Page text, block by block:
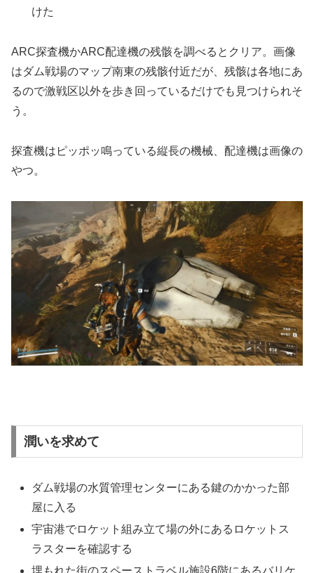
けた
ARC探査機かARC配達機の残骸を調べるとクリア。画像
はダム戦場のマップ南東の残骸付近だが、残骸は各地にあ
るので激戦区以外を歩き回っているだけでも見つけられそ
う。
探査機はピッポッ鳴っている縦長の機械、配達機は画像の
やつ。
潤いを求めて
ダム戦場の水質管理センターにある鍵のかかった部
屋に入る
宇宙港でロケット組み立て場の外にあるロケットス
ラスターを確認する